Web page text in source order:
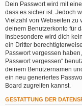
Dein Passwort wird mit
dass es sicher ist. Jedoch
Vielzahl von Webseiten zu
deinem Benutzerkonto für
Insbesondere wird dich
ein Dritter
Passwort vergessen
Passwort vergessen“
deinem Benutzernamen
ein neu generiertes
Board zugreifen kannst.
GESTATTUNG DER